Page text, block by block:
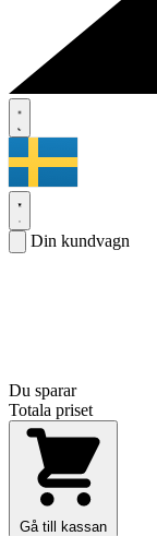
Din kundvagn
Du sparar
Totala priset
Gå till kassan